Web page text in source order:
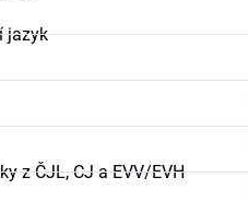
jazyk
z ČJL, CJ a EVV/EVH